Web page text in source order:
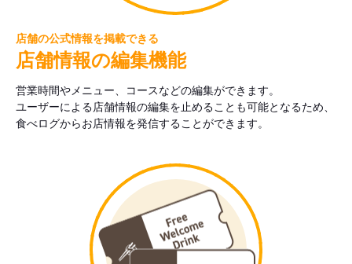
店舗の公式情報を掲載できる
店舗情報の編集機能
営業時間やメニュー、コースなどの編集ができます。
ユーザーによる店舗情報の編集を止めることも可能となるため、
食べログからお店情報を発信することができます。